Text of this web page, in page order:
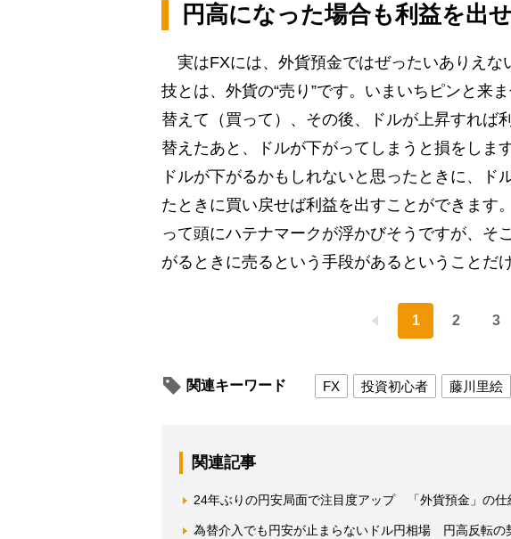
円高になった場合も利益を出
実はFXには、外貨預金ではぜったいありえな
技とは、外貨の“売り”です。いまいちピンと
替えて（買って）、その後、ドルが上昇すれば
替えたあと、ドルが下がってしまうと損をしま
ドルが下がるかもしれないと思ったときに、ド
たときに買い戻せば利益を出すことができます
って頭にハテナマークが浮かびそうですが、そ
がるときに売るという手段があるということだ
1 2 3
関連キーワード FX 投資初心者 藤川里絵
関連記事
24年ぶりの円安局面で注目度アップ 「外貨預金」の仕
為替介入でも円安が止まらないドル円相場 円高反転の